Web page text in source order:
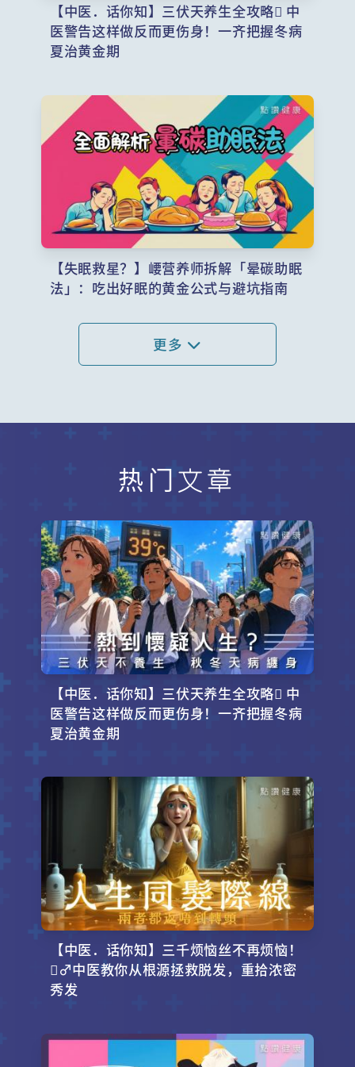
【中医．话你知】三伏天养生全攻略 中
医警告这样做反而更伤身！一齐把握冬病
夏治黄金期
【失眠救星？】崾营养师拆解「晕碳助眠
法」：吃出好眠的黄金公式与避坑指南
更多
热门文章
【中医．话你知】三伏天养生全攻略 中
医警告这样做反而更伤身！一齐把握冬病
夏治黄金期
【中医．话你知】三千烦恼丝不再烦恼！
‍♂️中医教你从根源拯救脱发，重拾浓密
秀发